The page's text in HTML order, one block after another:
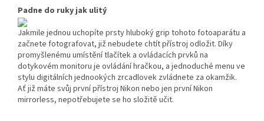
Padne do ruky jak ulitý
Jakmile jednou uchopíte prsty hluboký grip tohoto fotoaparátu a
začnete fotografovat, již nebudete chtít přístroj odložit. Díky
promyšlenému umístění tlačítek a ovládacích prvků na
dotykovém monitoru je ovládání hračkou, a jednoduché menu ve
stylu digitálních jednookých zrcadlovek zvládnete za okamžik.
Ať již máte svůj první přístroj Nikon nebo jen první Nikon
mirrorless, nepotřebujete se ho složitě učit.